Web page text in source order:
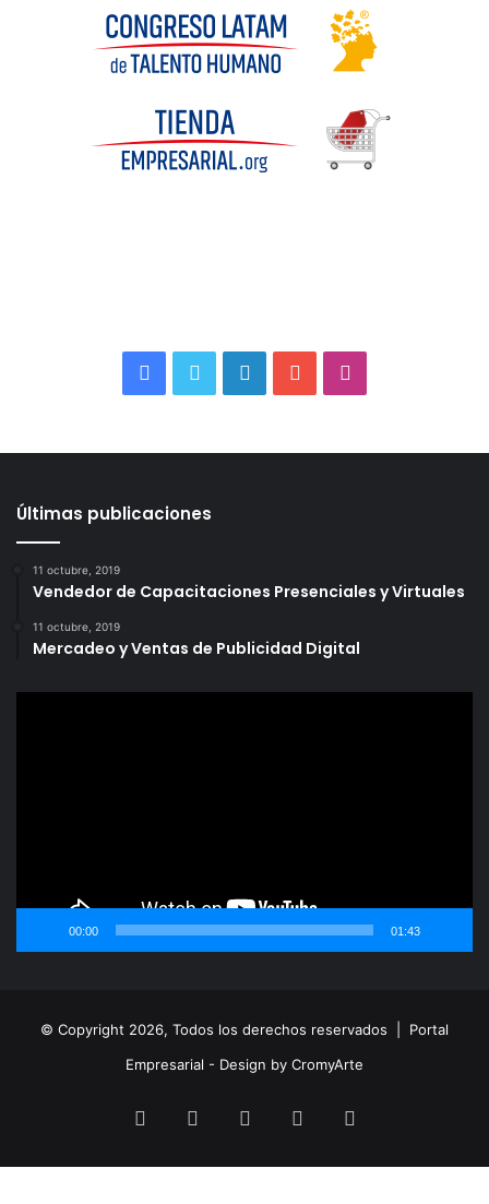
Facebook
Twitter LinkedInYouTube
Últimas publicaciones
11 octubre, 2019
Vendedor de Capacitaciones Presenciales y Virtuales
11 octubre, 2019
Mercadeo y Ventas de Publicidad Digital
00:00 01:43
© Copyright 2026, Todos los derechos reservados | Portal
Empresarial - Design by CromyArte
FacebookTwitter LinkedInYouTube